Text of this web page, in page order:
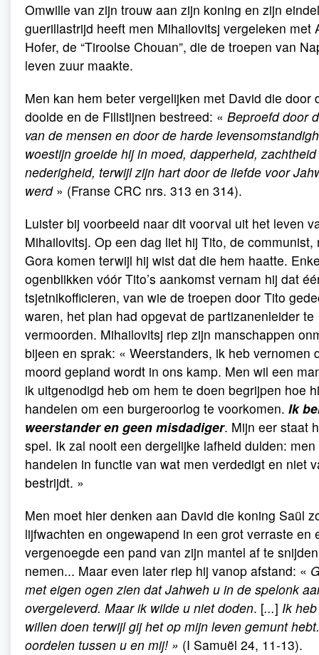
Omwille van zijn trouw aan zijn koning en zijn
guerillastrijd heeft men Mihailovitsj vergeleken met
Hofer, de “Tiroolse Chouan”, die de troepen van
leven zuur maakte.
Men kan hem beter vergelijken met David die door
doolde en de Filistijnen bestreed: « Beproefd door
van de mensen en door de harde
woestijn groeide hij in moed, dapperheid,
nederigheid, terwijl zijn hart door de liefde voor
werd» (Franse CRC nrs. 313 en 314).
Luister bij voorbeeld naar dit voorval uit het leven
Mihailovitsj. Op een dag liet hij Tito, de communist,
Gora komen terwijl hij wist dat die hem haatte.
ogenblikken vóór Tito’s aankomst vernam hij dat
tsjetnikofficieren, van wie de troepen door Tito
waren, het plan had opgevat de partizanenleider te
vermoorden. Mihailovitsj riep zijn manschappen
bijeen en sprak: « Weerstanders, ik heb vernomen
moord gepland wordt in ons kamp. Men wil een
ik uitgenodigd heb om hem te doen begrijpen hoe
handelen om een burgeroorlog te voorkomen. Ik
weerstander en geen misdadiger. Mijn eer staat
spel. Ik zal nooit een dergelijke lafheid dulden:
handelen in functie van wat men verdedigt en niet
bestrijdt. »
Men moet hier denken aan David die koning Saül
lijfwachten en ongewapend in een grot verraste en
vergenoegde een pand van zijn mantel af te
nemen... Maar even later riep hij vanop afstand: «
met eigen ogen zien dat Jahweh u in de spelonk
overgeleverd. Maar ik wilde u niet doden. [...] Ik
willen doen terwijl gij het op mijn leven gemunt
oordelen tussen u en mij! » (I Samuël 24, 11-13).